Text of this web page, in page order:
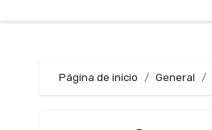
Página de inicio General